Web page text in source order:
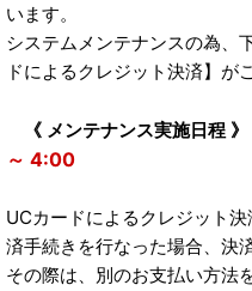
います。
システムメンテナンスの為、
ドによるクレジット決済】が
《 メンテナンス実施日程 》
～ 4:00
UCカードによるクレジット
済手続きを行なった場合、決
その際は、別のお支払い方法